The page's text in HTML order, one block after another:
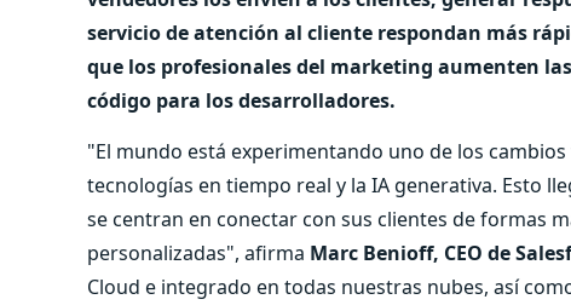
servicio de atención al cliente respondan más
que los profesionales del marketing aumenten
código para los desarrolladores.
"El mundo está experimentando uno de los
tecnologías en tiempo real y la IA generativa. Esto
se centran en conectar con sus clientes de formas
personalizadas", afirma Marc Benioff, CEO de
Cloud e integrado en todas nuestras nubes, así